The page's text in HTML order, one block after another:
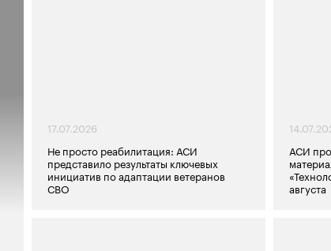
17.07.2026
Не просто реабилитация: АСИ
представило результаты ключевых
инициатив по адаптации ветеранов
СВО
АСИ
августа